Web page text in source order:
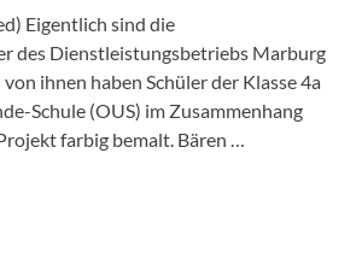
Eigentlich sind die
des Dienstleistungsbetriebs Marburg
ihnen haben Schüler der Klasse 4a
Schule (OUS) im Zusammenhang
farbig bemalt. Bären …